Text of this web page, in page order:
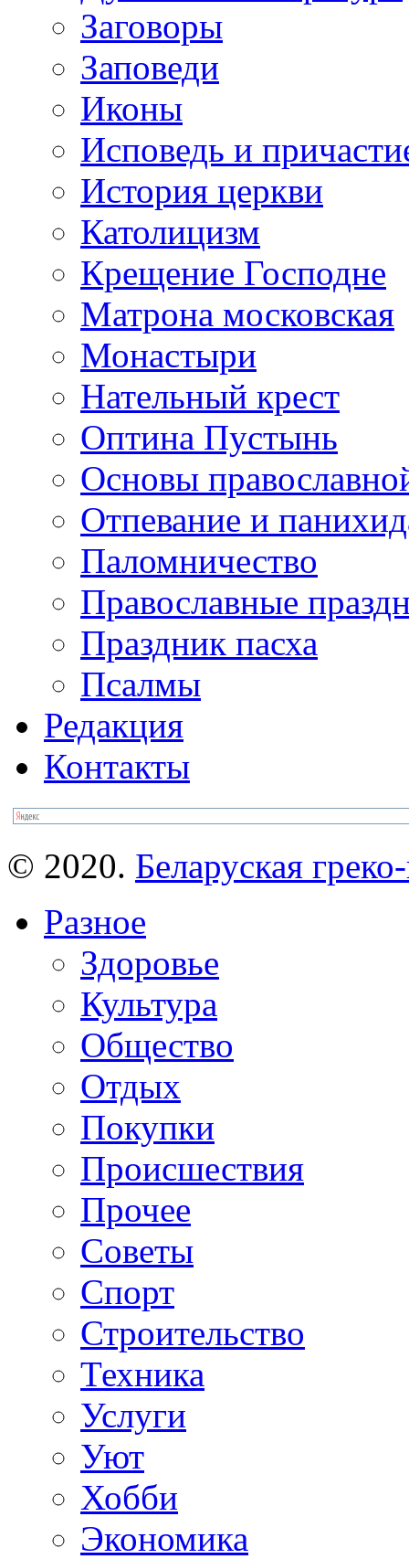
Заговоры
Заповеди
Иконы
Исповедь и
История церкви
Католицизм
Крещение Господне
Матрона московская
Монастыри
Нательный крест
Оптина Пустынь
Основы
Отпевание и
Паломничество
Православные
Праздник пасха
Псалмы
Редакция
Контакты
© 2020. Беларуская
Разное
Здоровье
Культура
Общество
Отдых
Покупки
Происшествия
Прочее
Советы
Спорт
Строительство
Техника
Услуги
Уют
Хобби
Экономика